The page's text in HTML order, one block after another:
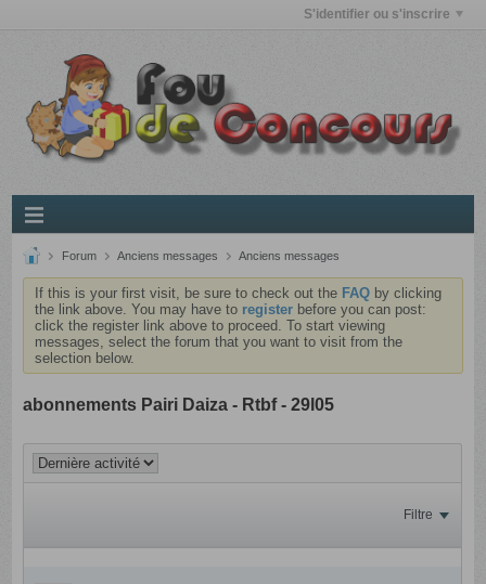
S'identifier ou s'inscrire
Forum Anciens messages Anciens messages
If this is your first visit, be sure to check out the FAQ by clicking
the link above. You may have to register before you can post:
click the register link above to proceed. To start viewing
messages, select the forum that you want to visit from the
selection below.
abonnements Pairi Daiza - Rtbf - 29l05
Filtre